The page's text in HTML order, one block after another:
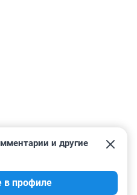
и другие
в профиле